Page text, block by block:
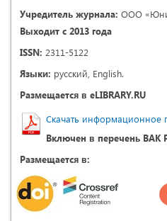
Учредитель журнала: ООО
Выходит с 2013 года
ISSN: 2311-5122
Языки: русский, English.
Размещается в eLIBRARY.RU
Скачать информационное
Включен в перечень ВАК
Размещается в: